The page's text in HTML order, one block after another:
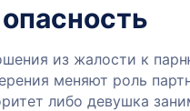
из жалости к
меняют роль
либо девушка